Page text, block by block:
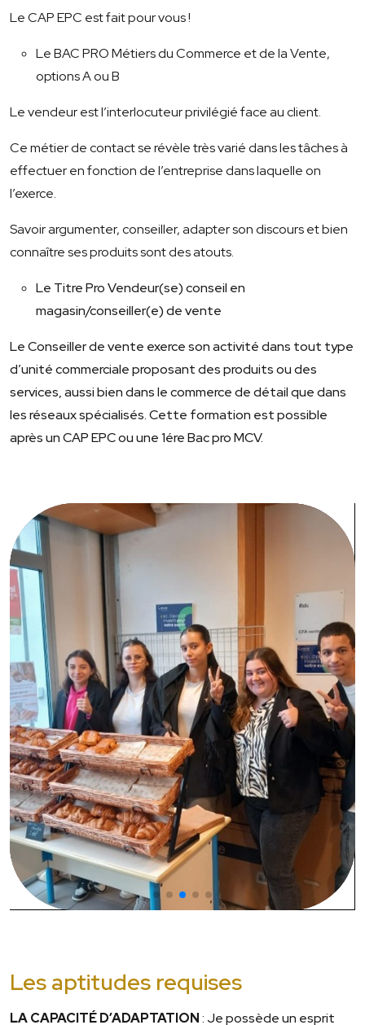
Le CAP EPC est fait pour vous !
Le BAC PRO Métiers du Commerce et de la Vente,
options A ou B
Le vendeur est l’interlocuteur privilégié face au client.
Ce métier de contact se révèle très varié dans les tâches à
effectuer en fonction de l’entreprise dans laquelle on
l’exerce.
Savoir argumenter, conseiller, adapter son discours et bien
connaître ses produits sont des atouts.
Le Titre Pro Vendeur(se) conseil en
magasin/conseiller(e) de vente
LeConseiller de vente exerce son activité dans tout type
d’unité commerciale proposant des produits ou des
services, aussi bien dans le commerce de détail que dans
les réseaux spécialisés. Cette formation est possible
après un CAP EPC ou une 1ére Bac pro MCV.
Les aptitudes requises
LA CAPACITÉ D’ADAPTATION: Je possède un esprit